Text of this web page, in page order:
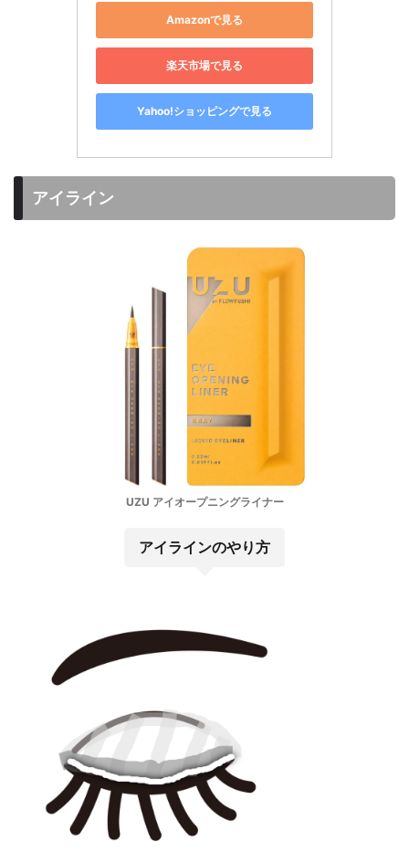
Amazonで見る
楽天市場で見る
Yahoo!ショッピングで見る
アイライン
UZU アイオープニングライナー
アイラインのやり方